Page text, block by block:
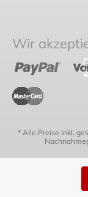
Wir
* Alle Preise inkl.